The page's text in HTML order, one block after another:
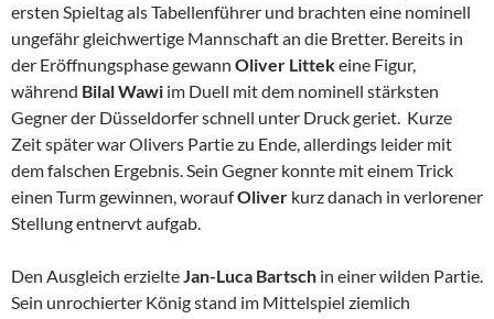
ersten Spieltag als Tabellenführer und brachten eine nominell
ungefähr gleichwertige Mannschaft an die Bretter. Bereits in
der Eröffnungsphase gewann Oliver Littekeine Figur,
während Bilal Wawi im Duell mit dem nominell stärksten
Gegner der Düsseldorfer schnell unter Druck geriet. Kurze
Zeit später war Olivers Partie zu Ende, allerdings leider mit
dem falschen Ergebnis. Sein Gegner konnte mit einem Trick
einen Turm gewinnen, woraufOliver kurz danach in verlorener
Stellung entnervt aufgab.
Den Ausgleich erzielteJan-Luca Bartsch in einer wilden Partie.
Sein unrochierter König stand im Mittelspiel ziemlich